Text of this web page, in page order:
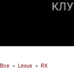
Все » Lexus » RX